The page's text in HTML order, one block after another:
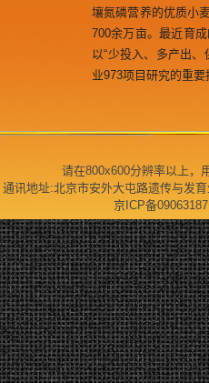
壤氮磷营养的优质小
700余万亩。最近育
以“少投入、多产出
业973项目研究的重
请在800x600分辨率以上，
通讯地址:北京市安外大屯路遗传与发
京ICP备